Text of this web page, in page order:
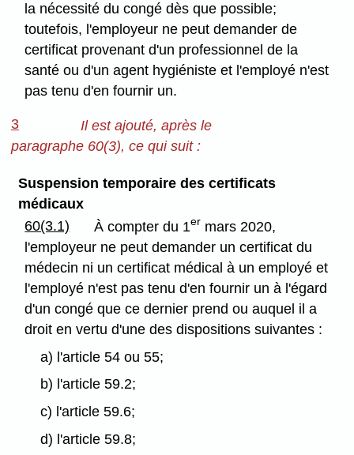
la nécessité du congé dès que possible;
toutefois, l'employeur ne peut demander de
certificat provenant d'un professionnel de la
santé ou d'un agent hygiéniste et l'employé n'est
pas tenu d'en fournir un.
3
Il est ajouté, après le
paragraphe 60(3), ce qui suit :
Suspension temporaire des certificats
médicaux
60(3.1)
À compter du 1er mars 2020,
l'employeur ne peut demander un certificat du
médecin ni un certificat médical à un employé et
l'employé n'est pas tenu d'en fournir un à l'égard
d'un congé que ce dernier prend ou auquel il a
droit en vertu d'une des dispositions suivantes :
a) l'article 54 ou 55;
b) l'article 59.2;
c) l'article 59.6;
d) l'article 59.8;